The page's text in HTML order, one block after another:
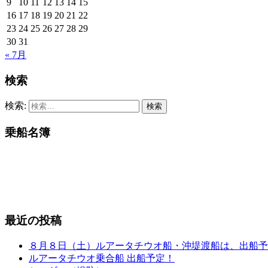
16 17 18 19 20 21 22
23 24 25 26 27 28 29
30 31
« 7月
検索
検索:
乗船名簿
最近の投稿
８月８日（土）ルアータチウオ船・沖堤渡船は、出船
ルアータチウオ乗合船 出船予定！